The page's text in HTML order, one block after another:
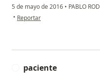
5 de mayo de 2016 • PABLO
• en opinión del usuario paciente
Reportar
paciente